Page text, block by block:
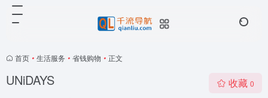
首页 • 生活服务 • 省钱购物 • 正文
UNiDAYS 收藏 0